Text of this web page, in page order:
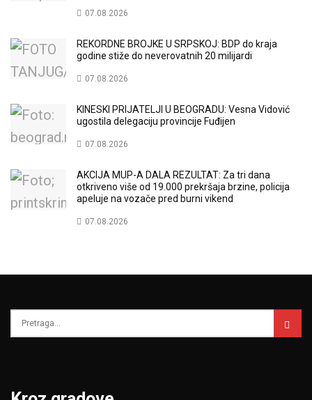
07.08.2026
REKORDNE BROJKE U SRPSKOJ: BDP do kraja
godine stiže do neverovatnih 20 milijardi
07.08.2026
KINESKI PRIJATELJI U BEOGRADU: Vesna Vidović
ugostila delegaciju provincije Fuđijen
07.08.2026
AKCIJA MUP-A DALA REZULTAT: Za tri dana
otkriveno više od 19.000 prekršaja brzine, policija
apeluje na vozače pred burni vikend
07.08.2026